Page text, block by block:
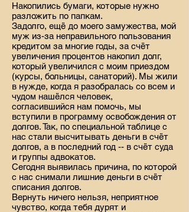
Накопились бумаги, которые нужно
разложить по папкам.
Задолго, ещё до моего замужества, мой
муж из-за неправильного пользования
кредитом за многие годы, за счёт
увеличения процентов накопил долг,
который увеличился с моим приездом
(курсы, больницы, санаторий). Мы жили
в нужде, когда я разобралась со всем и
чудом нашёлся человек,
согласившийся нам помочь, мы
вступили в программу освобождения от
долгов. Так, по специальной таблице с
нас стали высчитывать деньги в счёт
долгов, а в последний год -- в счёт суда
и группы адвокатов.
Сегодня выявилась причина, по которой
с нас снимали лишние деньги в счёт
списания долгов.
Вернуть ничего нельзя, неприятное
чувство, когда тебя дурят и